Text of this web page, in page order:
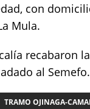
con
Mula.
recabaron
al Semefo.
TRAMO OJINAGA-